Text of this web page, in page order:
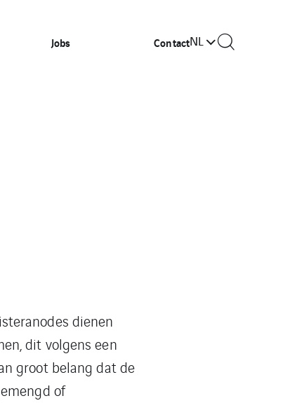
Jobs ContactNL
dienen
dit volgens een
groot belang dat de
of